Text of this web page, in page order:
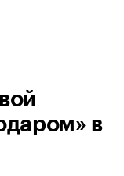
в